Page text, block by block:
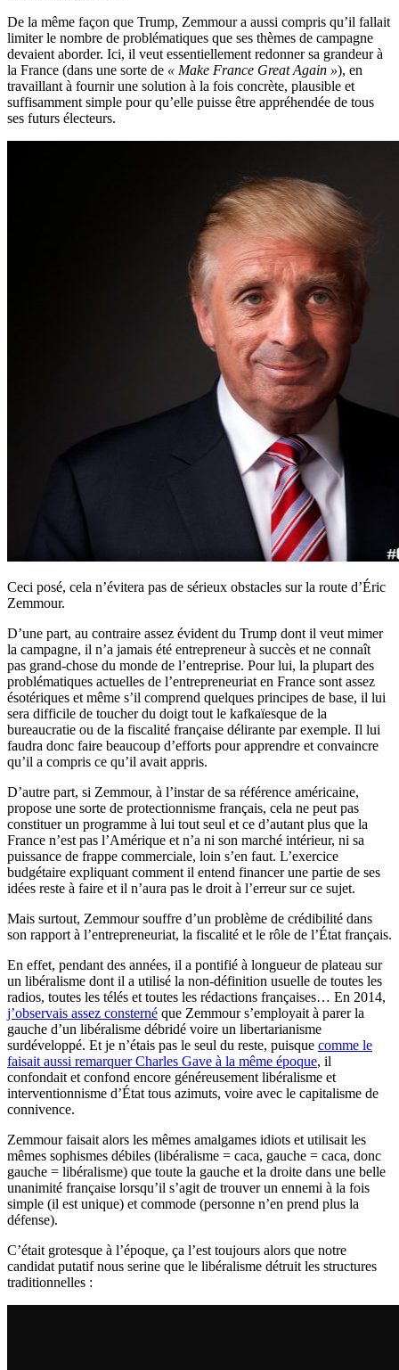
De la même façon que Trump, Zemmour a aussi compris qu’il fallait
limiter le nombre de problématiques que ses thèmes de campagne
devaient aborder. Ici, il veut essentiellement redonner sa grandeur à
la France (dans une sorte de « Make France Great Again »), en
travaillant à fournir une solution à la fois concrète, plausible et
suffisamment simple pour qu’elle puisse être appréhendée de tous
ses futurs électeurs.
Ceci posé, cela n’évitera pas de sérieux obstacles sur la route d’Éric
Zemmour.
D’une part, au contraire assez évident du Trump dont il veut mimer
la campagne, il n’a jamais été entrepreneur à succès et ne connaît
pas grand-chose du monde de l’entreprise. Pour lui, la plupart des
problématiques actuelles de l’entrepreneuriat en France sont assez
ésotériques et même s’il comprend quelques principes de base, il lui
sera difficile de toucher du doigt tout le kafkaïesque de la
bureaucratie ou de la fiscalité française délirante par exemple. Il lui
faudra donc faire beaucoup d’efforts pour apprendre et convaincre
qu’il a compris ce qu’il avait appris.
D’autre part, si Zemmour, à l’instar de sa référence américaine,
propose une sorte de protectionnisme français, cela ne peut pas
constituer un programme à lui tout seul et ce d’autant plus que la
France n’est pas l’Amérique et n’a ni son marché intérieur, ni sa
puissance de frappe commerciale, loin s’en faut. L’exercice
budgétaire expliquant comment il entend financer une partie de ses
idées reste à faire et il n’aura pas le droit à l’erreur sur ce sujet.
Mais surtout, Zemmour souffre d’un problème de crédibilité dans
son rapport à l’entrepreneuriat, la fiscalité et le rôle de l’État français.
En effet, pendant des années, il a pontifié à longueur de plateau sur
un libéralisme dont il a utilisé la non-définition usuelle de toutes les
radios, toutes les télés et toutes les rédactions françaises… En 2014,
j’observais assez consterné que Zemmour s’employait à parer la
gauche d’un libéralisme débridé voire un libertarianisme
surdéveloppé. Et je n’étais pas le seul du reste, puisque comme le
faisait aussi remarquer Charles Gave à la même époque, il
confondait et confond encore généreusement libéralisme et
interventionnisme d’État tous azimuts, voire avec le capitalisme de
connivence.
Zemmour faisait alors les mêmes amalgames idiots et utilisait les
mêmes sophismes débiles (libéralisme = caca, gauche = caca, donc
gauche = libéralisme) que toute la gauche et la droite dans une belle
unanimité française lorsqu’il s’agit de trouver un ennemi à la fois
simple (il est unique) et commode (personne n’en prend plus la
défense).
C’était grotesque à l’époque, ça l’est toujours alors que notre
candidat putatif nous serine que le libéralisme détruit les structures
traditionnelles :